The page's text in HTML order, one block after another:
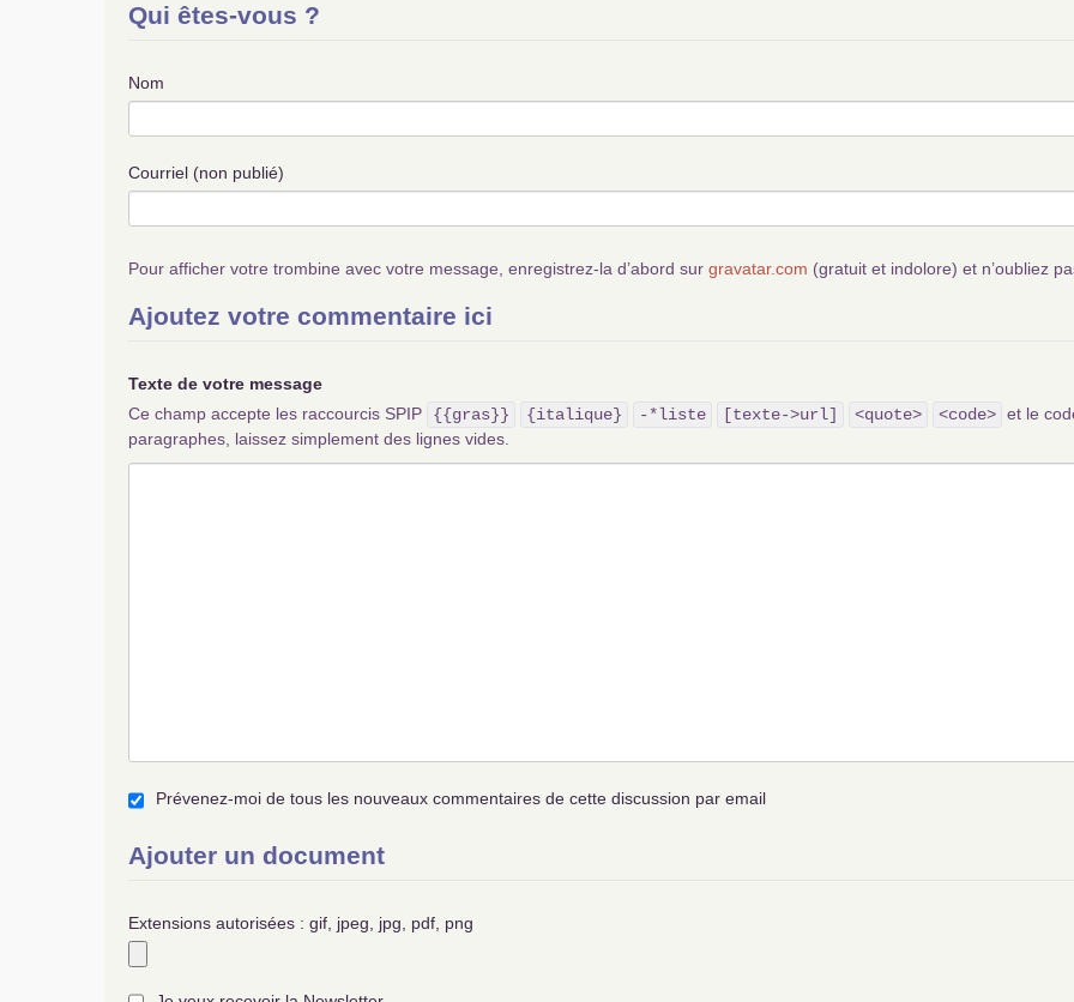
Qui êtes-vous ?
Nom
Courriel (non publié)
Pour afficher votre trombine avec votre message, enregistrez-la d’abord sur gravatar.com (gratuit et indolore) et n’oubliez
Ajoutez votre commentaire ici
Texte de votre message
Ce champ accepte les raccourcis SPIP
{{gras}} {italique} -*liste [texte->url] <quote> <code> et le
paragraphes, laissez simplement des lignes vides.
Prévenez-moi de tous les nouveaux commentaires de cette discussion par email
Ajouter un document
Extensions autorisées : gif, jpeg, jpg, pdf, png